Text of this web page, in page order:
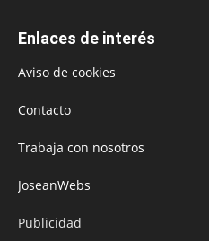
Enlaces de interés
Aviso de cookies
Contacto
Trabaja con nosotros
JoseanWebs
Publicidad